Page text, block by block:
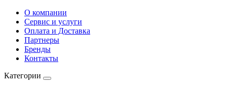
О компании
Сервис и услуги
Оплата и Доставка
Партнеры
Бренды
Контакты
Категории